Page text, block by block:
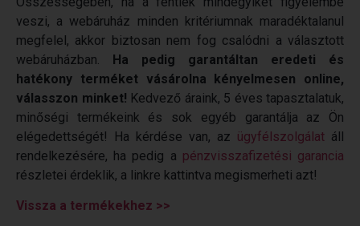
veszi, a webáruház minden kritériumnak maradéktalanul
megfelel, akkor biztosan nem fog csalódni a választott
webáruházban. Ha pedig garantáltan eredeti és
hatékony terméket vásárolna kényelmesen online,
válasszon minket! Kedvező áraink, 5 éves tapasztalatuk,
minőségi termékeink és sok egyéb garantálja az Ön
elégedettségét! Ha kérdése van, az ügyfélszolgálat áll
rendelkezésére, ha pedig a pénzvisszafizetési garancia
részletei érdeklik, a linkre kattintva megismerheti azt!
Vissza a termékekhez >>